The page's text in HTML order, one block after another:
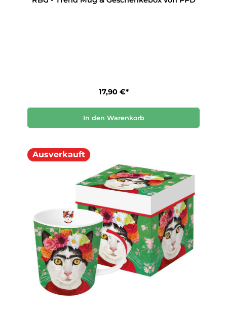
17,90 €*
In den Warenkorb
Ausverkauft